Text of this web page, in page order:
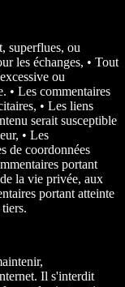
superflues, ou
les échanges, • Tout
ou
• Les commentaires
• Les liens
serait susceptible
• Les
de coordonnées
portant
la vie privée, aux
portant atteinte
Il s'interdit